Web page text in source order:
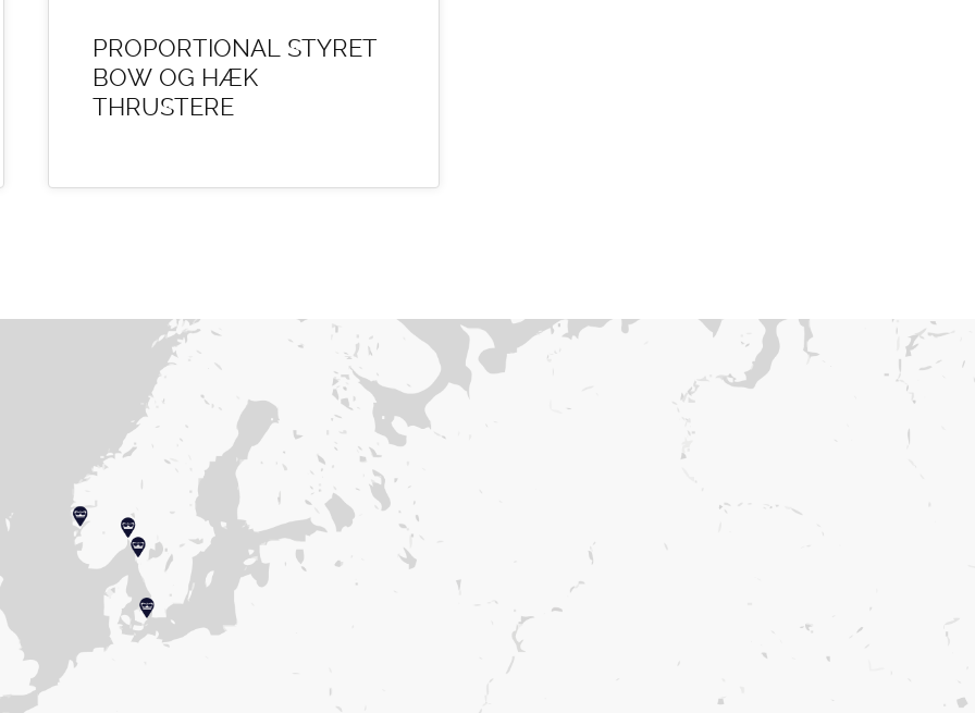
PROPORTIONAL STYRET
BOW OG HÆK
THRUSTERE